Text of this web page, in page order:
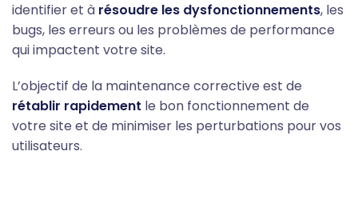
identifier et à résoudre les dysfonctionnements, les
bugs, les erreurs ou les problèmes de performance
qui impactent votre site.
L’objectif de la maintenance corrective est de
rétablir rapidement le bon fonctionnement de
votre site et de minimiser les perturbations pour vos
utilisateurs.